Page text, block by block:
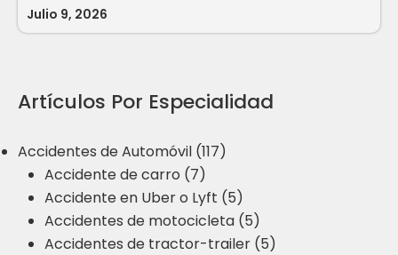
Julio 9, 2026
Artículos Por Especialidad
Accidentes de Automóvil (117)
Accidente de carro (7)
Accidente en Uber o Lyft (5)
Accidentes de motocicleta (5)
Accidentes de tractor-trailer (5)